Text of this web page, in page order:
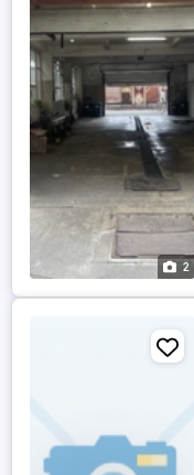
2